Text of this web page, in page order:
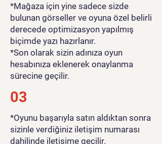
*Mağaza için yine sadece sizde
bulunan görseller ve oyuna özel belirli
derecede optimizasyon yapılmış
biçimde yazı hazırlanır.
*Son olarak sizin adınıza oyun
hesabınıza eklenerek onaylanma
sürecine geçilir.
03
*Oyunu başarıyla satın aldıktan sonra
sizinle verdiğiniz iletişim numarası
dahilinde iletişime geçilir.